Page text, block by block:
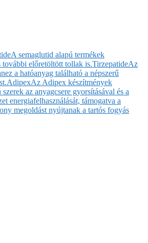
A semaglutid alapú termékek
további előretöltött tollak is.TirzepatideAz
a hatóanyag található a népszerű
AdipexAz Adipex készítmények
az anyagcsere gyorsításával és a
energiafelhasználását, támogatva a
megoldást nyújtanak a tartós fogyás